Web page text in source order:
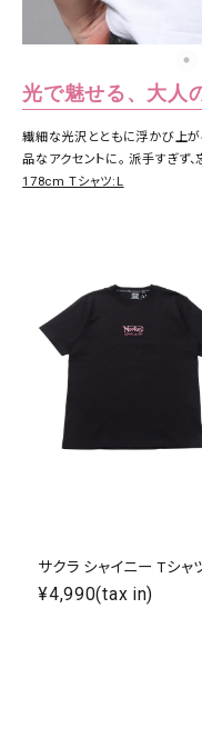
価格から探す
光で魅せる、大人
繊細な光沢とともに浮かび上が
品なアクセントに。 派手すぎず
178cm Tシャツ:L
サクラ シャイニー Tシャ
¥4,990(tax in)